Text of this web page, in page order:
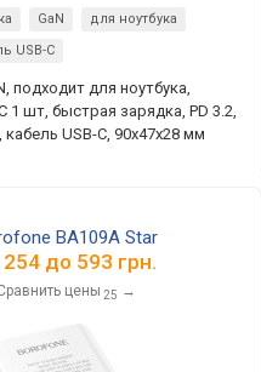
GaN
для ноутбука
USB-C
подходит для ноутбука,
1 шт, быстрая зарядка, PD 3.2,
кабель USB-C, 90x47x28 мм
BA109A Star
254 до 593 грн.
цены 25 →